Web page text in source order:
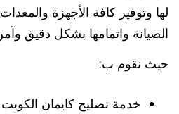
لها وتوفير كافة الأجهزة
الصيانة واتمامها بشكل دقيق
حيث نقوم ب:
خدمة تصليح كايمان